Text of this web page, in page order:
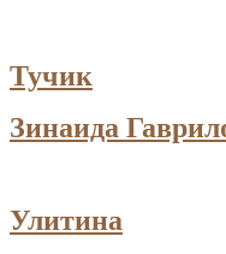
Тучик
Зинаида
Улитина